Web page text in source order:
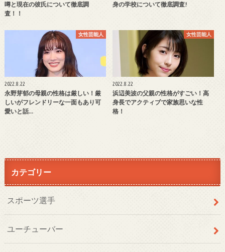
噂と現在の彼氏について徹底調
査！！
身の学校について徹底調査!
女性芸能人
2022.8.22
永野芽郁の母親の性格は厳しい！厳
しいがフレンドリーな一面もあり可
愛いと話…
女性芸能人
2022.8.22
浜辺美波の父親の性格がすごい！高
身長でアクティブで家族思いな性
格！
カテゴリー
スポーツ選手
ユーチューバー